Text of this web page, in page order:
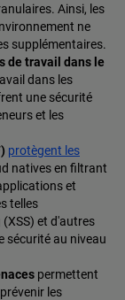
Ainsi, les
ne
supplémentaires.
de travail dans le
dans les
une sécurité
et les
protègent les
natives en filtrant
et
telles
et d'autres
sécurité au niveau
permettent
les